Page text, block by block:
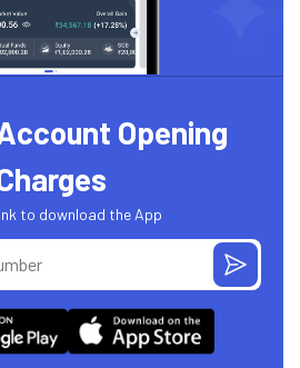
Opening
to download the App